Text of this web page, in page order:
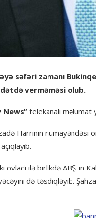
səfəri zamanı
verməməsi olub.
News”telekanalı məlumat
Harrinin nümayəndəsi
övladı ilə birlikdə ABŞ-ın
də təsdiqləyib.